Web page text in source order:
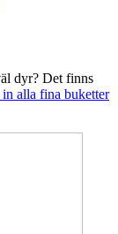
dyr? Det finns
alla fina buketter